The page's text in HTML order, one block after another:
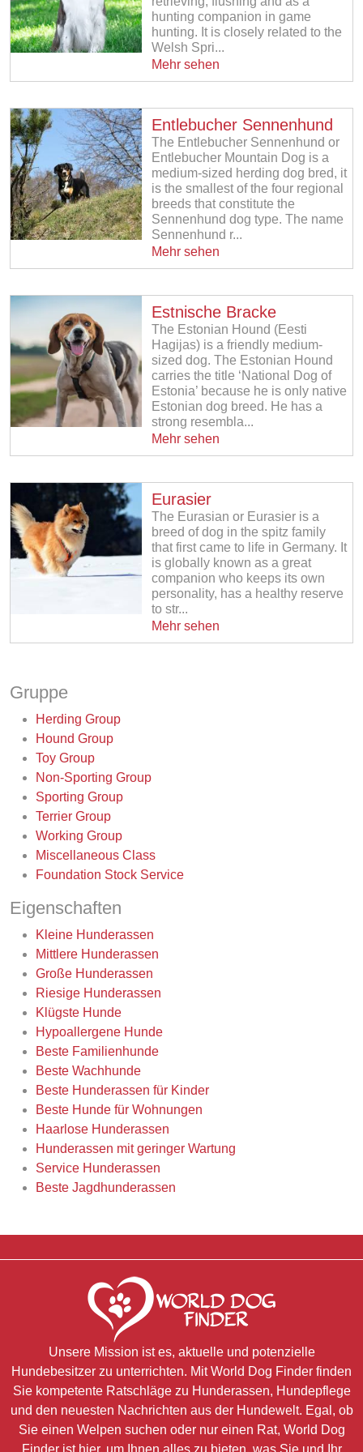
hunting companion in game
hunting. It is closely related to the
Welsh Spri...
Mehr sehen
Entlebucher Sennenhund
The Entlebucher Sennenhund or
Entlebucher Mountain Dog is a
medium-sized herding dog bred, it
is the smallest of the four regional
breeds that constitute the
Sennenhund dog type. The name
Sennenhund r...
Mehr sehen
Estnische Bracke
The Estonian Hound (Eesti
Hagijas) is a friendly medium-
sized dog. The Estonian Hound
carries the title ‘National Dog of
Estonia’ because he is only native
Estonian dog breed. He has a
strong resembla...
Mehr sehen
Eurasier
The Eurasian or Eurasier is a
breed of dog in the spitz family
that first came to life in Germany. It
is globally known as a great
companion who keeps its own
personality, has a healthy reserve
to str...
Mehr sehen
Gruppe
Herding Group
Hound Group
Toy Group
Non-Sporting Group
Sporting Group
Terrier Group
Working Group
Miscellaneous Class
Foundation Stock Service
Eigenschaften
Kleine Hunderassen
Mittlere Hunderassen
Große Hunderassen
Riesige Hunderassen
Klügste Hunde
Hypoallergene Hunde
Beste Familienhunde
Beste Wachhunde
Beste Hunderassen für Kinder
Beste Hunde für Wohnungen
Haarlose Hunderassen
Hunderassen mit geringer Wartung
Service Hunderassen
Beste Jagdhunderassen
Unsere Mission ist es, aktuelle und potenzielle
Hundebesitzer zu unterrichten. Mit World Dog Finder finden
Sie kompetente Ratschläge zu Hunderassen, Hundepflege
und den neuesten Nachrichten aus der Hundewelt. Egal, ob
Sie einen Welpen suchen oder nur einen Rat, World Dog
Finder ist hier, um Ihnen alles zu bieten, was Sie und Ihr